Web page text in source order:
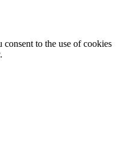
to the use of cookies